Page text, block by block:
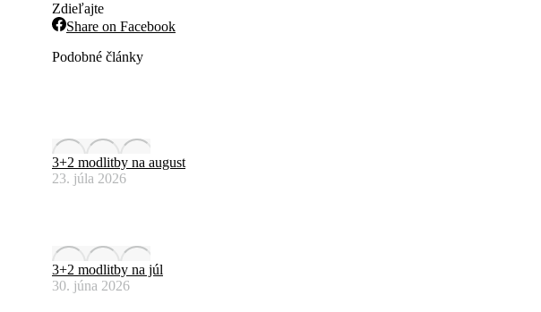
Zdieľajte
Share on FacebookShare
Podobné články
3+2 modlitby na august
23. júla 2026
3+2 modlitby na júl
30. júna 2026